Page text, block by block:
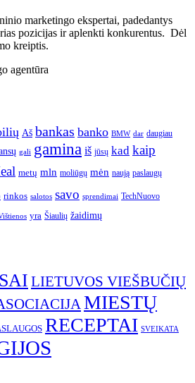
marketingo ekspertai, padedantys
pozicijas ir aplenkti konkurentus. Dėl
kreiptis.
Aš bankas banko BMW dar daugiau
gali gamina iš jūsų kad kaip
metų mln moliūgų mėn naują paslaugų
rinkos salotos savo sprendimai TechNuovo
yra Šiaulių žaidimų
LIETUVOS VIEŠBUČIŲ
MIESTŲ
RECEPTAI SVEIKATA